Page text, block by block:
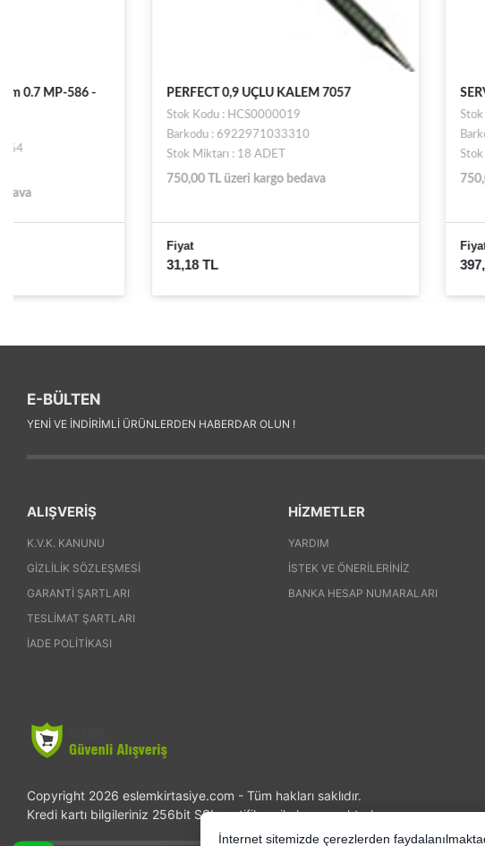
PERFECT 0,9 UÇLU KALEM 7057
Stok Kodu : HCS0000019
Barkodu : 6922971033310
750,00 TL üzeri kargo bedava
SERVE DEEP VERSATIL
Barkodu : 8680869459304
750,00 TL üzeri kargo
E-BÜLTEN
YENI VE INDIRIMLI ÜRÜNLERDEN HABERDAR OLUN !
ALIŞVERİŞ
K.V.K. KANUNU
GIZLILIK SÖZLEŞMESI
GARANTI ŞARTLARI
TESLIMAT ŞARTLARI
İADE POLITIKASI
HİZMETLER
YARDIM
İSTEK VE ÖNERILERINIZ
BANKA HESAP NUMARALARI
Copyright 2026 eslemkirtasiye.com - Tüm hakları saklıdır.
Kredi kartı bilgileriniz 256bit SSL sertifikası ile korunmaktadır.
İnternet sitemizde çerezlerden